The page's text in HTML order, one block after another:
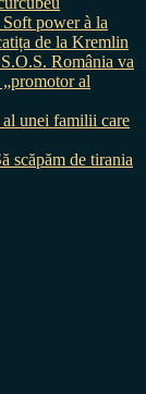
power à la
de la Kremlin
România va
al
unei familii care
de tirania